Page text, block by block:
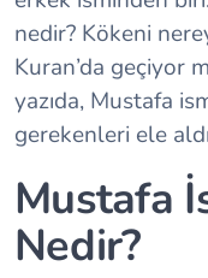
nedir? Kökeni
Kuran’da geçiyor
yazıda, Mustafa
gerekenleri ele
Mustafa
Nedir?